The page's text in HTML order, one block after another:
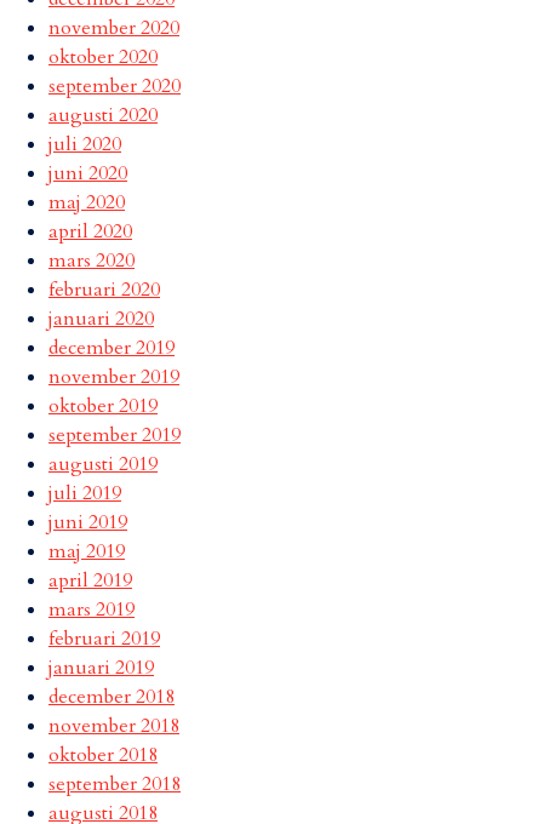
november 2020
oktober 2020
september 2020
augusti 2020
juli 2020
juni 2020
maj 2020
april 2020
mars 2020
februari 2020
januari 2020
december 2019
november 2019
oktober 2019
september 2019
augusti 2019
juli 2019
juni 2019
maj 2019
april 2019
mars 2019
februari 2019
januari 2019
december 2018
november 2018
oktober 2018
september 2018
augusti 2018